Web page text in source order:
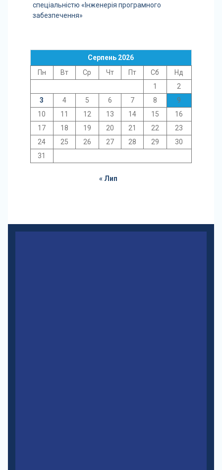
спеціальністю «Інженерія програмного
забезпечення»
Серпень 2026
Пн
Вт Ср Чт Пт Сб
Нд
1
2
3
4 5 6 7 8
9
10
11 12 13 14 15
16
17
18 19 20 21 22
23
24
25 26 27 28 29
30
31
« Лип